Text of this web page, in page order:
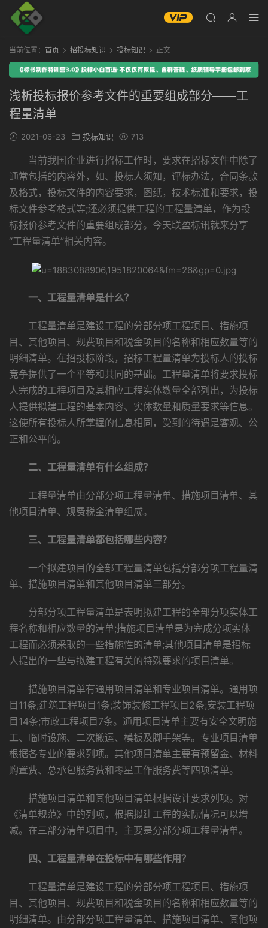
当前位置： 首页 招投标知识 投标知识 正文
浅析投标报价参考文件的重要组成部分——工
程量清单
2021-06-23 投标知识 713
当前我国企业进行招标工作时，要求在招标文件中除了
通常包括的内容外，如、投标人须知，评标办法，合同条款
及格式，投标文件的内容要求，图纸，技术标准和要求，投
标文件参考格式等;还必须提供工程的工程量清单，作为投
标报价参考文件的重要组成部分。今天联盈标讯就来分享
“工程量清单”相关内容。
一、工程量清单是什么？
工程量清单是建设工程的分部分项工程项目、措施项
目、其他项目、规费项目和税金项目的名称和相应数量等的
明细清单。在招投标阶段，招标工程量清单为投标人的投标
竞争提供了一个平等和共同的基础。工程量清单将要求投标
人完成的工程项目及其相应工程实体数量全部列出，为投标
人提供拟建工程的基本内容、实体数量和质量要求等信息。
这使所有投标人所掌握的信息相同，受到的待遇是客观、公
正和公平的。
二、工程量清单有什么组成？
工程量清单由分部分项工程量清单、措施项目清单、其
他项目清单、规费税金清单组成。
三、工程量清单都包括哪些内容？
一个拟建项目的全部工程量清单包括分部分项工程量清
单、措施项目清单和其他项目清单三部分。
分部分项工程量清单是表明拟建工程的全部分项实体工
程名称和相应数量的清单;措施项目清单是为完成分项实体
工程而必须采取的一些措施性的清单;其他项目清单是招标
人提出的一些与拟建工程有关的特殊要求的项目清单。
措施项目清单有通用项目清单和专业项目清单。通用项
目11条;建筑工程项目1条;装饰装修工程项目2条;安装工程项
目14条;市政工程项目7条。通用项目清单主要有安全文明施
工、临时设施、二次搬运、模板及脚手架等。专业项目清单
根据各专业的要求列项。其他项目清单主要有预留金、材料
购置费、总承包服务费和零星工作服务费等四项清单。
措施项目清单和其他项目清单根据设计要求列项。对
《清单规范》中的列项，根据拟建工程的实际情况可以增
减。在三部分清单项目中，主要是分部分项工程量清单。
四、工程量清单在投标中有哪些作用？
工程量清单是建设工程的分部分项工程项目、措施项
目、其他项目、规费项目和税金项目的名称和相应数量等的
明细清单。由分部分项工程量清单、措施项目清单、其他项